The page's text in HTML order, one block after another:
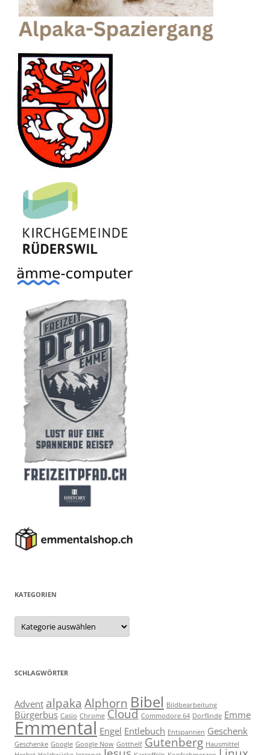
KATEGORIEN
Kategorien
SCHLAGWÖRTER
Advent alpaka Alphorn Bibel Bildbearbeitung
Bürgerbus Casio Chrome Cloud Commodore 64 Dorflinde Emme
Emmental Engel Entlebuch Entspannen Geschenk
Geschenke Google Google Now Gotthelf Gutenberg Hausmittel